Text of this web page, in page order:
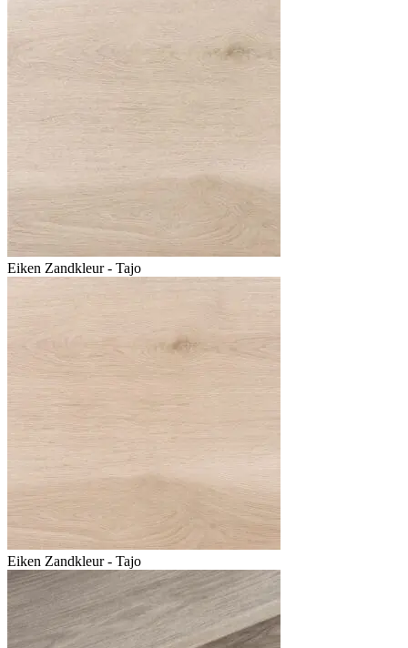
Eiken Zandkleur - Tajo
Eiken Zandkleur - Tajo